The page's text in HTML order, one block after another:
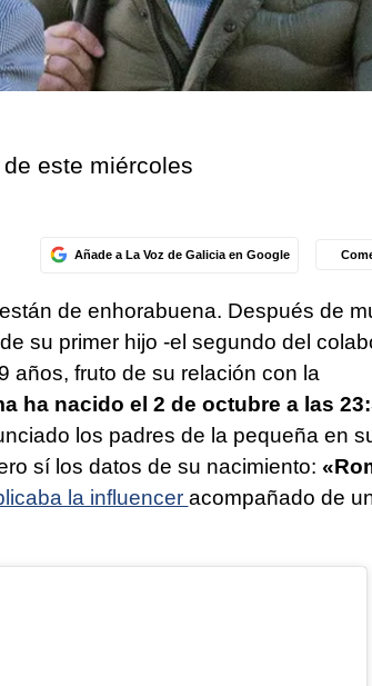
este miércoles
Añade a La Voz de Galicia en Google
de enhorabuena. Después de
su primer hijo -el segundo del
años, fruto de su relación con la
ha nacido el 2 de octubre a las
los padres de la pequeña en
sí los datos de su nacimiento:
la influencer acompañado de